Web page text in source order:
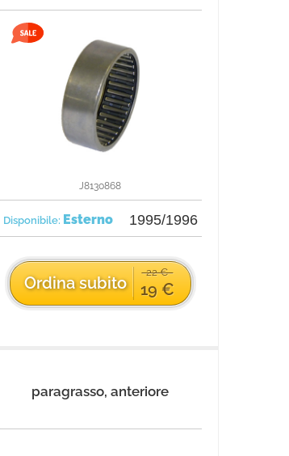
J8130868
Disponibile: Esterno 1995/1996
Ordina subito
22 €
19 €
paragrasso, anteriore